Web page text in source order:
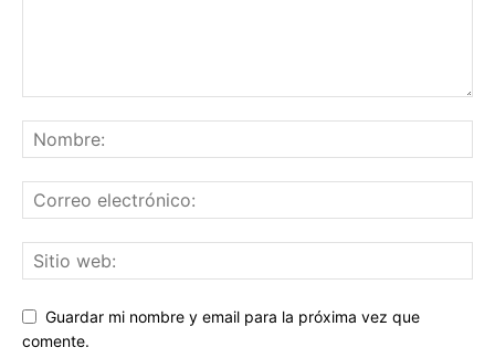
Guardar mi nombre y email para la próxima vez que
comente.